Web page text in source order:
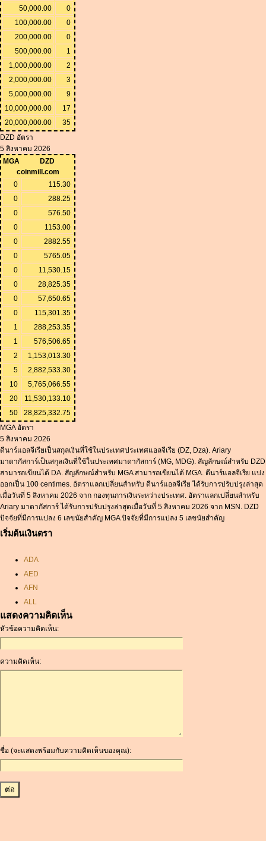
50,000.00
0
100,000.00
0
200,000.00
0
500,000.00
1
1,000,000.00
2
2,000,000.00
3
5,000,000.00
9
10,000,000.00
17
20,000,000.00
35
DZD อัตรา
5 สิงหาคม 2026
MGA
DZD
coinmill.com
0
115.30
0
288.25
0
576.50
0
1153.00
0
2882.55
0
5765.05
0
11,530.15
0
28,825.35
0
57,650.65
0
115,301.35
1
288,253.35
1
576,506.65
2
1,153,013.30
5
2,882,533.30
10
5,765,066.55
20
11,530,133.10
50
28,825,332.75
MGA อัตรา
5 สิงหาคม 2026
ดีนาร์แอลจีเรียเป็นสกุลเงินที่ใช้ในประเทศประเทศแอลจีเรีย (DZ, Dza). Ariary
มาดากัสการ์เป็นสกุลเงินที่ใช้ในประเทศมาดากัสการ์ (MG, MDG). สัญลักษณ์สำหรับ DZD
สามารถเขียนได้ DA. สัญลักษณ์สำหรับ MGA สามารถเขียนได้ MGA. ดีนาร์แอลจีเรีย แบ่ง
ออกเป็น 100 centimes. อัตราแลกเปลี่ยนสำหรับ ดีนาร์แอลจีเรีย ได้รับการปรับปรุงล่าสุด
เมื่อวันที่ 5 สิงหาคม 2026 จาก กองทุนการเงินระหว่างประเทศ. อัตราแลกเปลี่ยนสำหรับ
Ariary มาดากัสการ์ ได้รับการปรับปรุงล่าสุดเมื่อวันที่ 5 สิงหาคม 2026 จาก MSN. DZD
ปัจจัยที่มีการแปลง 6 เลขนัยสำคัญ MGA ปัจจัยที่มีการแปลง 5 เลขนัยสำคัญ
เริ่มต้นเงินตรา
ADA
AED
AFN
ALL
AMD
ANC
AOA
ARDR
BAM
แสดงความคิดเห็น
หัวข้อความคิดเห็น:
ความคิดเห็น:
ชื่อ (จะแสดงพร้อมกับความคิดเห็นของคุณ):